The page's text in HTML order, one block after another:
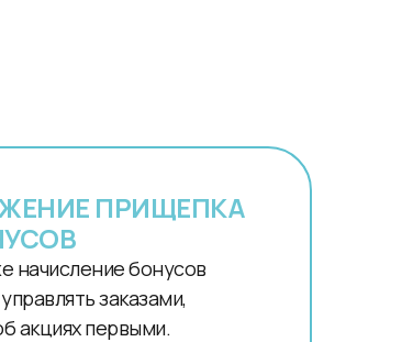
ПРИЩЕПКА
начисление бонусов
заказами,
акциях первыми.